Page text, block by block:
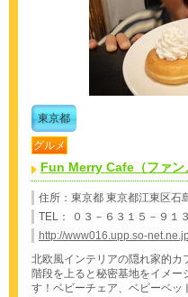
東京都
グルメ
Fun Merry Cafe（ファン
住所：東京都 東京都江東区石
TEL： ０３－６３１５－９１
http://www016.upp.so-
北欧風インテリアの隠れ家的カ
階段を上ると秘密基地をイメー
す！ベビーチェア、ベビーベッ